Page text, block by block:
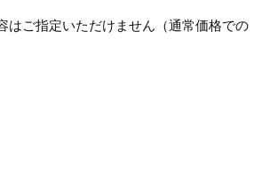
ご指定いただけません（通常価格での